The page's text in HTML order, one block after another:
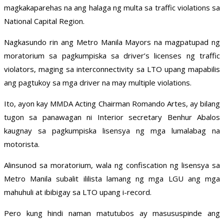
magkakaparehas na ang halaga ng multa sa traffic violations sa
National Capital Region.
Nagkasundo rin ang Metro Manila Mayors na magpatupad ng
moratorium sa pagkumpiska sa driver’s licenses ng traffic
violators, maging sa interconnectivity sa LTO upang mapabilis
ang pagtukoy sa mga driver na may multiple violations.
Ito, ayon kay MMDA Acting Chairman Romando Artes, ay bilang
tugon sa panawagan ni Interior secretary Benhur Abalos
kaugnay sa pagkumpiska lisensya ng mga lumalabag na
motorista.
Alinsunod sa moratorium, wala ng confiscation ng lisensya sa
Metro Manila subalit ililista lamang ng mga LGU ang mga
mahuhuli at ibibigay sa LTO upang i-record.
Pero kung hindi naman matutubos ay masususpinde ang